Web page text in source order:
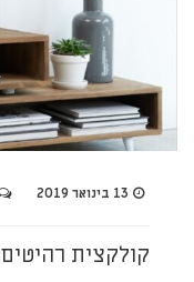
13 בינואר 2019
קולקצית רהיטים Fusion